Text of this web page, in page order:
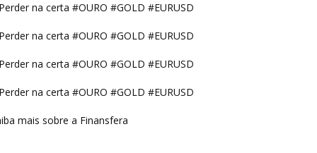
na certa #OURO #GOLD #EURUSD
na certa #OURO #GOLD #EURUSD
na certa #OURO #GOLD #EURUSD
na certa #OURO #GOLD #EURUSD
mais sobre a Finansfera